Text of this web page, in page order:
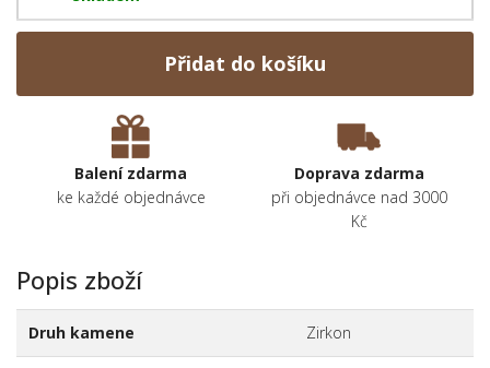
Přidat do košíku
Balení zdarma
ke každé objednávce
Doprava zdarma
při objednávce nad 3000
Kč
Popis zboží
Druh kamene Zirkon